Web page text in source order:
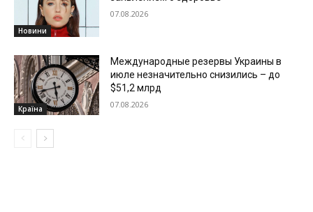
Новини
07.08.2026
Країна
Международные резервы Украины в
июле незначительно снизились – до
$51,2 млрд
07.08.2026